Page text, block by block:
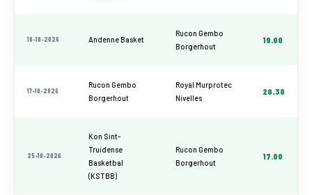
10-10-2026 Andenne Basket
Rucon Gembo
Borgerhout
19.00
17-10-2026
Rucon Gembo
Borgerhout
Royal Murprotec
Nivelles
20.30
25-10-2026
Kon Sint-
Truidense
Basketbal
(KSTBB)
Rucon Gembo
Borgerhout
17.00